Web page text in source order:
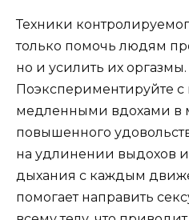
Техники
только помочь людям
но и усилить их оргазмы.
Поэкспериментируйте с
медленными вдохами в
повышенного
на удлинении выдохов
дыхания с каждым
помогает направить